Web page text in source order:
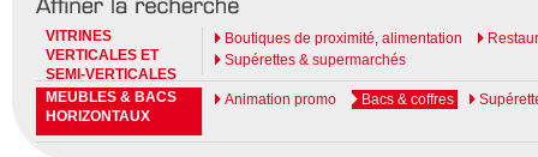
VITRINES
VERTICALES ET
SEMI-VERTICALES
Boutiques de proximité, alimentation
Supérettes & supermarchés
MEUBLES & BACS
HORIZONTAUX
Animation promo Bacs & coffres